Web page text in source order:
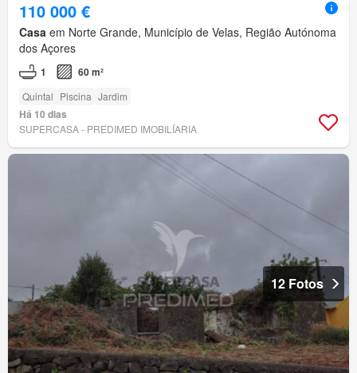
110 000 €
Casa em Norte Grande, Município de Velas, Região Autónoma
dos Açores
1 60 m²
Quintal Piscina Jardim
Há 10 dias
SUPERCASA - PREDIMED IMOBILÍARIA
12 Fotos